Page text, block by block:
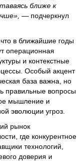
ближе к
— подчеркнул
в ближайшие годы
операционная
и контекстные
Особый акцент
база важна, но
правильные вопросы
мышление и
эволюции угроз.
рынок
где конкурентное
технологий,
доверия и